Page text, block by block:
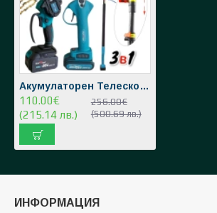
Акумулаторен Телескопичен Прът Лозарска Ножица и Резачка За Клони Градински Комплект 36V 8,0AH KRAFTROYAL 4 Броя Батерии 3в1
110.00€
(215.14 лв.)
256.00€
(500.69 лв.)
ИНФОРМАЦИЯ